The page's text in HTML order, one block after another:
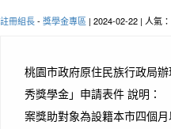
註冊組長- 獎學金專區 | 2024-02-22 | 人氣
桃園市政府原住民族行政局
秀獎學金」申請表件 說明
案獎助對象為設籍本市四個